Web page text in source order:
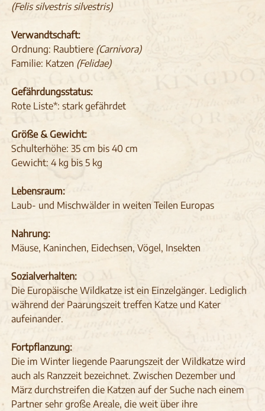
(Felis silvestris silvestris)
Verwandtschaft:
Ordnung: Raubtiere (Carnivora)
Familie: Katzen (Felidae)
Gefährdungsstatus:
Rote Liste*: stark gefährdet
Größe & Gewicht:
Schulterhöhe: 35 cm bis 40 cm
Gewicht: 4 kg bis 5 kg
Lebensraum:
Laub- und Mischwälder in weiten Teilen Europas
Nahrung:
Mäuse, Kaninchen, Eidechsen, Vögel, Insekten
Sozialverhalten:
Die Europäische Wildkatze ist ein Einzelgänger. Lediglich
während der Paarungszeit treffen Katze und Kater
aufeinander.
Fortpflanzung:
Die im Winter liegende Paarungszeit der Wildkatze wird
auch als Ranzzeit bezeichnet. Zwischen Dezember und
März durchstreifen die Katzen auf der Suche nach einem
Partner sehr große Areale, die weit über ihre